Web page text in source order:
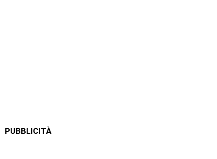
PUBBLICITÀ